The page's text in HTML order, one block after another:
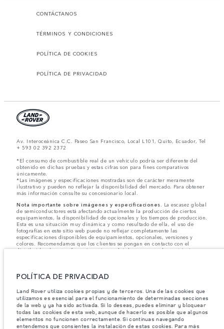
CONTÁCTANOS
TÉRMINOS Y CONDICIONES
POLÍTICA DE COOKIES
POLÍTICA DE PRIVACIDAD
Av. Interoceánica C.C. Paseo San Francisco, Local L101, Quito, Ecuador, Tel
+ 593 02 392 2372
*El consumo de combustible real de un vehículo podría ser diferente del
obtenido en dichas pruebas y estas cifras son para fines comparativos
únicamente.
*Las imágenes y especificaciones mostradas son de carácter meramente
ilustrativo y pueden no reflejar la disponibilidad del mercado. Para obtener
más información consulte su concesionario local.
Nota importante sobre imágenes y especificaciones. La escasez global
de semiconductores está afectando actualmente la producción de ciertos
equipamientos, la disponibilidad de opcionales y los tiempos de producción.
Esta es una situación muy dinámica y como resultado de ella, el uso de
fotografías en este sitio web puede no reflejar completamente las
especificaciones disponibles de equipamientos, opcionales, versiones y
colores. Recomendamos que los clientes se pongan en contacto con el
distribuidor de su preferencia, quien podrá dar a conocer las restricciones
Jaguar Land Rover Limited busca constantemente nuevas formas de mejorar
accesorios, por lo que se producen modificaciones de forma continua y sin
previo aviso. Según el modelo, algunas funciones serán opcionales o
vendrán incluidas de serie. La información, las especificaciones, los motores
y los colores que aparecen en esta página web se basan en las
especificaciones europeas. Estos pueden variar en función del mercado y
pueden ser modificados sin previo aviso. Algunos vehículos se muestran con
POLÍTICA DE PRIVACIDAD
Land Rover utiliza cookies propias y de terceros. Una de las cookies que
utilizamos es esencial para el funcionamiento de determinadas secciones
de la web y ya ha sido activada. Si lo deseas, puedes eliminar y bloquear
todas las cookies de esta web, aunque de hacerlo es posible que algunos
elementos no funcionen correctamente. Si continuas navegando
entendemos que consientes la instalación de estas cookies. Para más